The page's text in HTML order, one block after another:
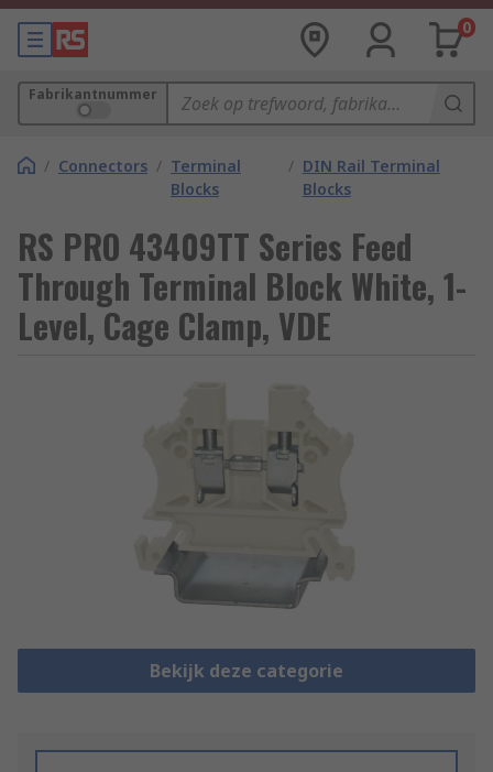
0
Fabrikantnummer
/ Connectors / Terminal
Blocks
/ DIN Rail Terminal
Blocks
RS PRO 43409TT Series Feed
Through Terminal Block White, 1-
Level, Cage Clamp, VDE
Bekijk deze categorie